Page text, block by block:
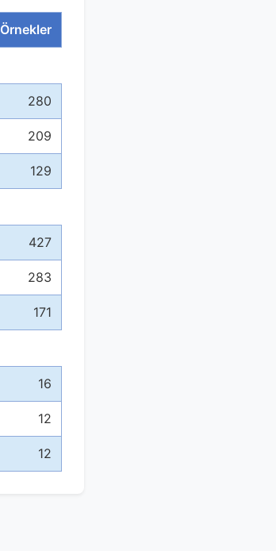
Örnekler
280
209
129
427
283
171
16
12
12